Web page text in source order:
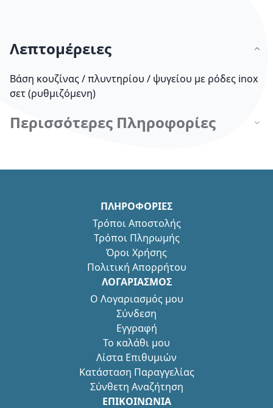
Λεπτομέρειες
Βάση κουζίνας / πλυντηρίου / ψυγείου με ρόδες inox
σετ (ρυθμιζόμενη)
Περισσότερες Πληροφορίες
ΠΛΗΡΟΦΟΡΙΕΣ
Τρόποι Αποστολής
Τρόποι Πληρωμής
Όροι Χρήσης
Πολιτική Απορρήτου
ΛΟΓΑΡΙΑΣΜΟΣ
Ο Λογαριασμός μου
Σύνδεση
Εγγραφή
Το καλάθι μου
Λίστα Επιθυμιών
Κατάσταση Παραγγελίας
Σύνθετη Αναζήτηση
ΕΠΙΚΟΙΝΩΝΙΑ